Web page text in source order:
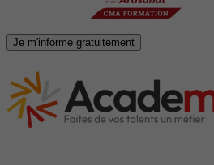
Je m'informe gratuitement